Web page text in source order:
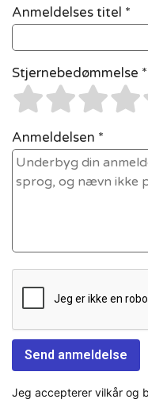
Anmeldelses titel *
Stjernebedømmelse *
Anmeldelsen *
Jeg accepterer vilkår og